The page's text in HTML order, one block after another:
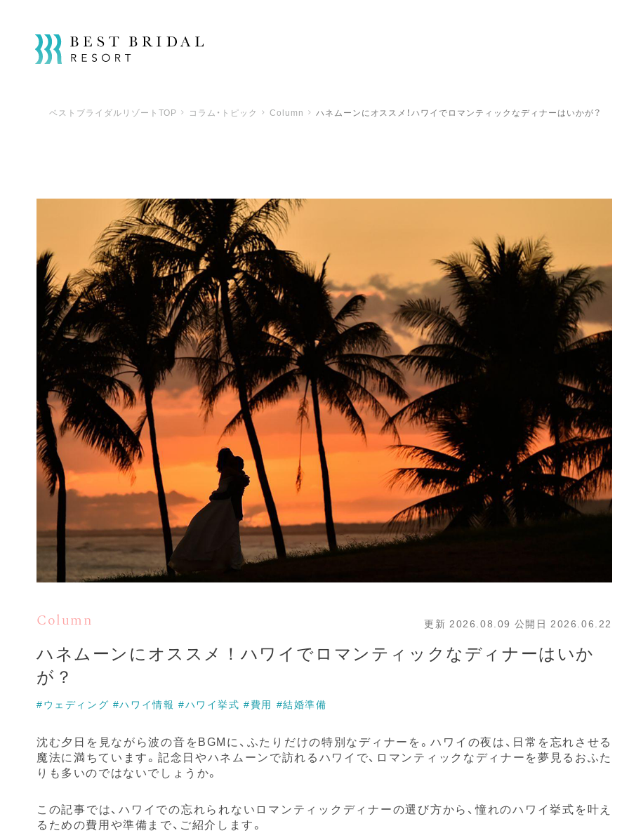
ベストブライダルリゾートTOP コラム・トピック Column ハネムーンにオススメ！ハワイでロマンティックなディナーはいかが？
Column 更新 2026.08.09 公開日 2026.06.22
ハネムーンにオススメ！ハワイでロマンティックなディナーはいか
が？
#ウェディング #ハワイ情報 #ハワイ挙式 #費用 #結婚準備
沈む夕日を見ながら波の音をBGMに、ふたりだけの特別なディナーを。ハワイの夜は、日常を忘れさせる
魔法に満ちています。記念日やハネムーンで訪れるハワイで、ロマンティックなディナーを夢見るおふた
りも多いのではないでしょうか。
この記事では、ハワイでの忘れられないロマンティックディナーの選び方から、憧れのハワイ挙式を叶え
るための費用や準備まで、ご紹介します。